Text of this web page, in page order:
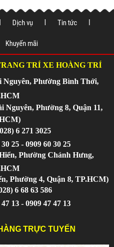
Dịch vụ Tin tức
Khuyến mãi
TRÍ XE HOÀNG TRÍ
Nguyên, Phường Bình Thới,
Nguyên, Phường 8, Quận 11,
6 271 3025
25 - 0909 60 30 25
Phường Chánh Hưng,
Phường 4, Quận 8, TP.HCM)
6 68 63 586
13 - 0909 47 47 13
TRỰC TUYẾN